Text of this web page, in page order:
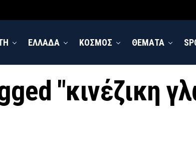
ΕΛΛΑΔΑ ΚΟΣΜΟΣ ΘΕΜΑΤΑ
"κινέζικη